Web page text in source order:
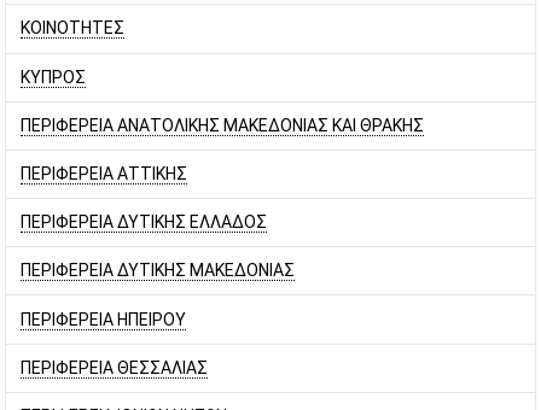
ΚΟΙΝΟΤΗΤΕΣ
ΚΥΠΡΟΣ
ΠΕΡΙΦΕΡΕΙΑ ΑΝΑΤΟΛΙΚΗΣ ΜΑΚΕΔΟΝΙΑΣ ΚΑΙ ΘΡΑΚΗΣ
ΠΕΡΙΦΕΡΕΙΑ ΑΤΤΙΚΗΣ
ΠΕΡΙΦΕΡΕΙΑ ΔΥΤΙΚΗΣ ΕΛΛΑΔΟΣ
ΠΕΡΙΦΕΡΕΙΑ ΔΥΤΙΚΗΣ ΜΑΚΕΔΟΝΙΑΣ
ΠΕΡΙΦΕΡΕΙΑ ΗΠΕΙΡΟΥ
ΠΕΡΙΦΕΡΕΙΑ ΘΕΣΣΑΛΙΑΣ